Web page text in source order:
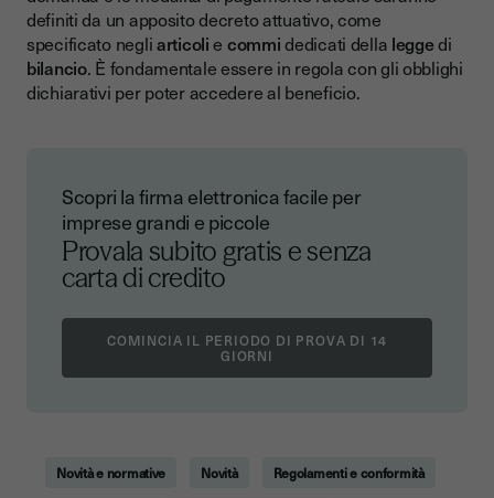
definiti da un apposito decreto attuativo, come
specificato negliarticolie commidedicati della leggedi
bilancio. È fondamentale essere in regola con gli obblighi
dichiarativi per poter accedere al beneficio.
Scopri la firma elettronica facile per
imprese grandi e piccole
Provala subito gratis e senza
carta di credito
Novità e normative Novità Regolamenti e conformità